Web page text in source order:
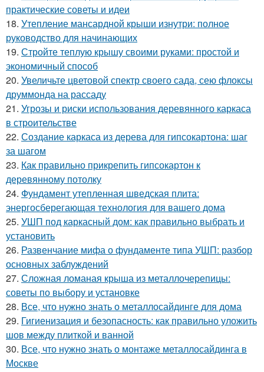
практические советы и идеи
18. Утепление мансардной крыши изнутри: полное
руководство для начинающих
19. Стройте теплую крышу своими руками: простой и
экономичный способ
20. Увеличьте цветовой спектр своего сада, сею флоксы
друммонда на рассаду
21. Угрозы и риски использования деревянного каркаса
в строительстве
22. Создание каркаса из дерева для гипсокартона: шаг
за шагом
23. Как правильно прикрепить гипсокартон к
деревянному потолку
24. Фундамент утепленная шведская плита:
энергосберегающая технология для вашего дома
25. УШП под каркасный дом: как правильно выбрать и
установить
26. Развенчание мифа о фундаменте типа УШП: разбор
основных заблуждений
27. Сложная ломаная крыша из металлочерепицы:
советы по выбору и установке
28. Все, что нужно знать о металлосайдинге для дома
29. Гигиенизация и безопасность: как правильно уложить
шов между плиткой и ванной
30. Все, что нужно знать о монтаже металлосайдинга в
Москве